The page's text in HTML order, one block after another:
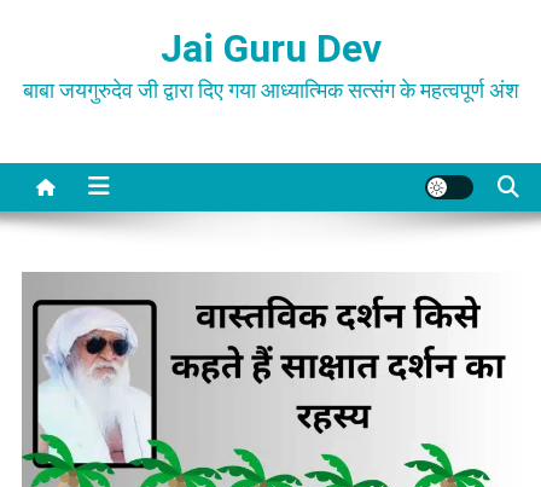
content
Jai Guru Dev
बाबा जयगुरुदेव जी द्वारा दिए गया आध्यात्मिक सत्संग के महत्वपूर्ण अंश